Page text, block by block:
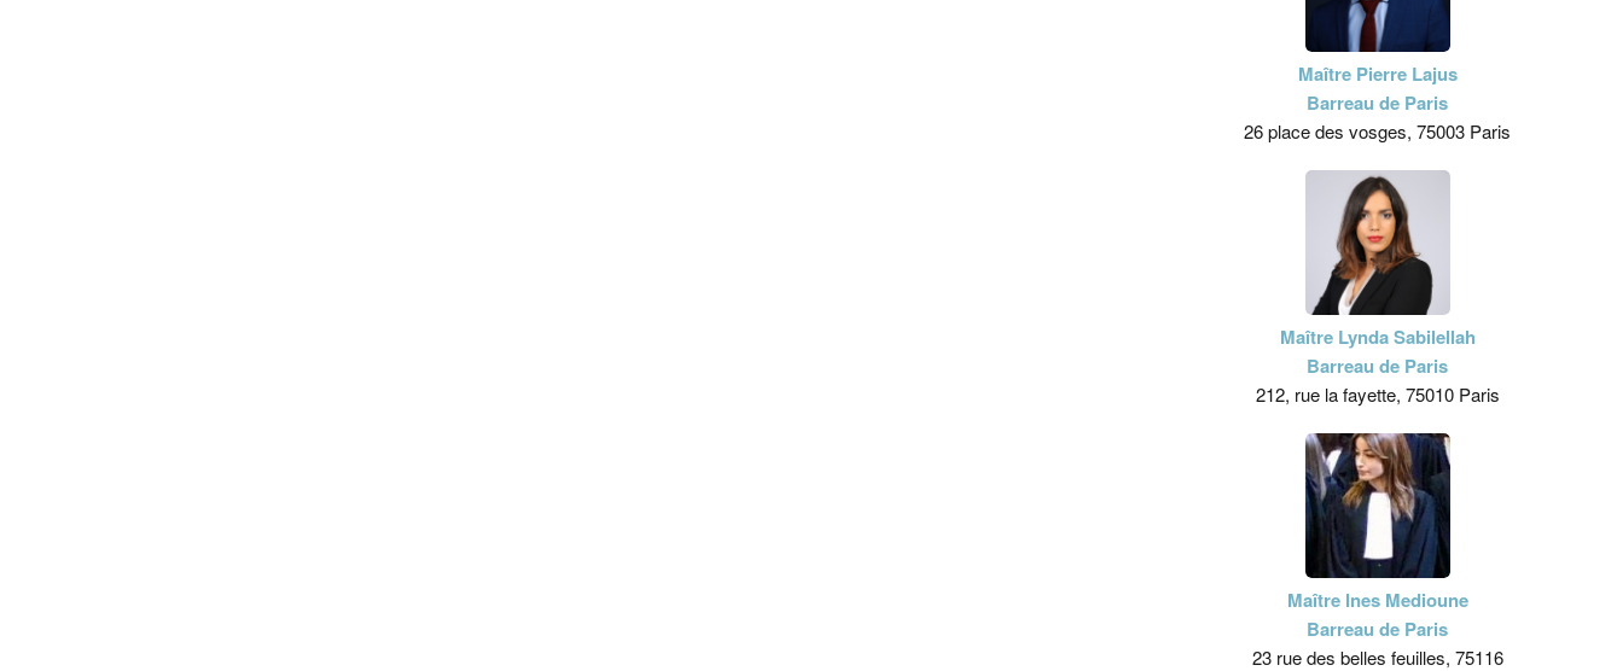
Maître Pierre Lajus
Barreau de Paris
26 place des vosges, 75003 Paris
Maître Lynda Sabilellah
Barreau de Paris
212, rue la fayette, 75010 Paris
Maître Ines Medioune
Barreau de Paris
23 rue des belles feuilles, 75116